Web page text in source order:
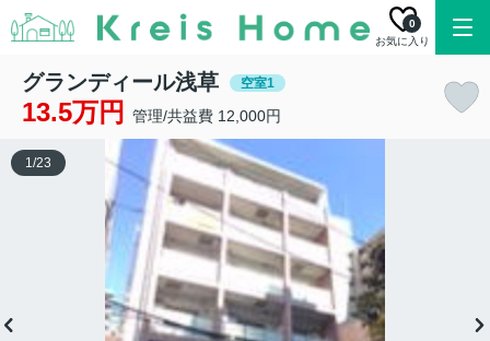
お気に入り
0
グランディール浅草 空室1
13.5万円 管理/共益費 12,000円
1/23